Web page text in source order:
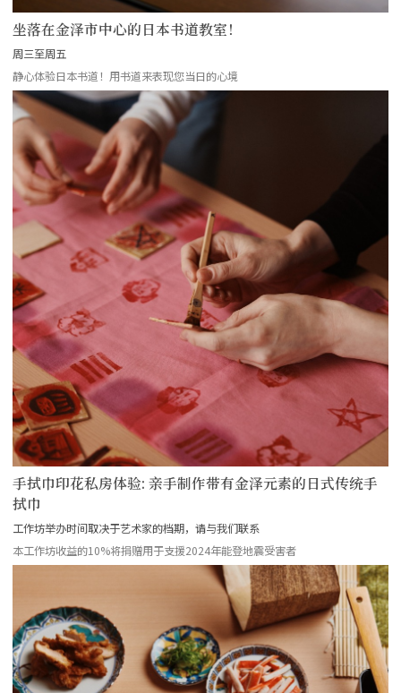
坐落在金泽市中心的日本书道教室！
周三至周五
静心体验日本书道！用书道来表现您当日的心境
手拭巾印花私房体验: 亲手制作带有金泽元素的日式传统手
拭巾
工作坊举办时间取决于艺术家的档期，请与我们联系
本工作坊收益的10%将捐赠用于支援2024年能登地震受害者
more